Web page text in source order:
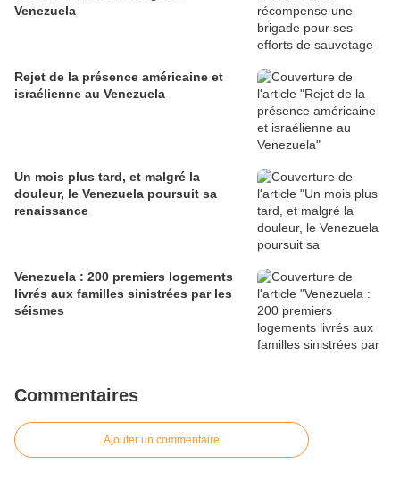
Venezuela
Rejet de la présence américaine et
israélienne au Venezuela
Un mois plus tard, et malgré la
douleur, le Venezuela poursuit sa
renaissance
Venezuela : 200 premiers logements
livrés aux familles sinistrées par les
séismes
Commentaires
Ajouter un commentaire